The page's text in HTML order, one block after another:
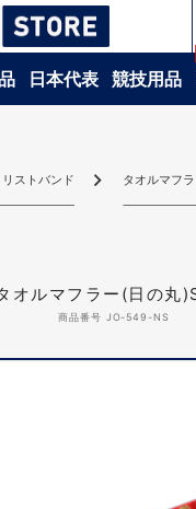
日本代表 競技用品
ストバンド タオルマフ
オルマフラー(日の丸
商品番号 JO-549-NS